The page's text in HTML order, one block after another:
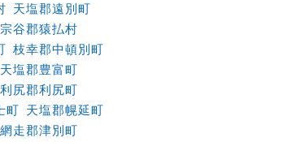
天塩郡遠別町
宗谷郡猿払村
枝幸郡中頓別町
天塩郡豊富町
利尻郡利尻町
町 天塩郡幌延町
網走郡津別町